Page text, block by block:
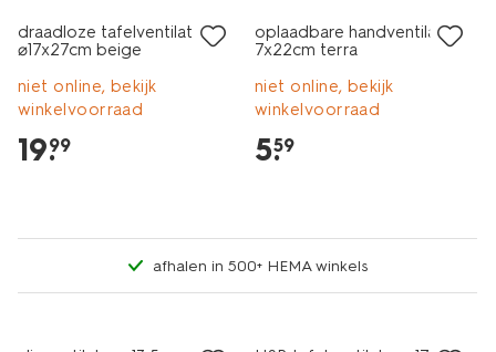
draadloze tafelventilator
⌀17x27cm beige
niet online, bekijk
winkelvoorraad
19.
99
oplaadbare handventilator
7x22cm terra
niet online, bekijk
winkelvoorraad
5.
59
afhalen in 500+ HEMA winkels